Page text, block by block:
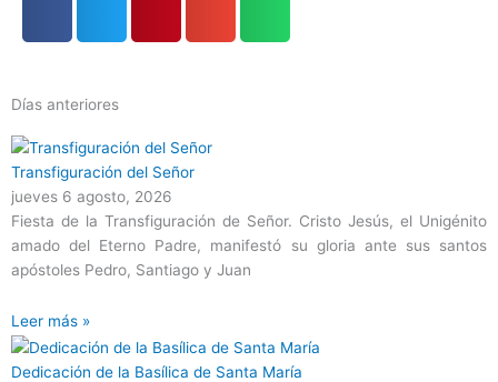
Días anteriores
Transfiguración del Señor
jueves 6 agosto, 2026
Fiesta de la Transfiguración de Señor. Cristo Jesús, el Unigénito
amado del Eterno Padre, manifestó su gloria ante sus santos
apóstoles Pedro, Santiago y Juan
Leer más »
Dedicación de la Basílica de Santa María
Página
Página
Página
Página
Página